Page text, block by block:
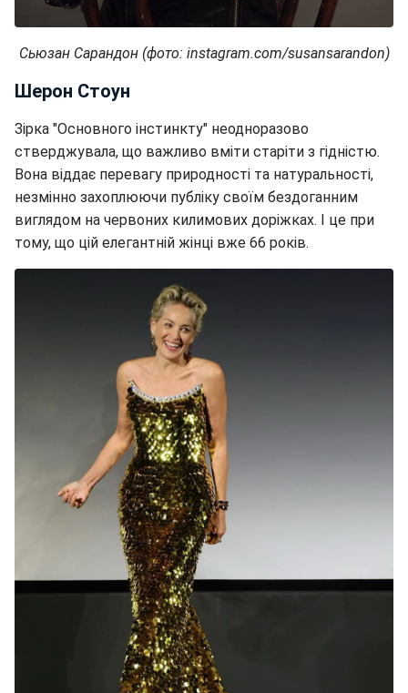
Сьюзан Сарандон (фото: instagram.com/susansarandon)
Шерон Стоун
Зірка "Основного інстинкту" неодноразово
стверджувала, що важливо вміти старіти з гідністю.
Вона віддає перевагу природності та натуральності,
незмінно захоплюючи публіку своїм бездоганним
виглядом на червоних килимових доріжках. І це при
тому, що цій елегантній жінці вже 66 років.